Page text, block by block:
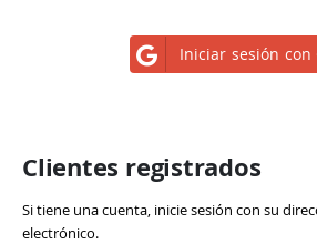
Iniciar sesión con
Clientes registrados
Si tiene una cuenta, inicie sesión con su
electrónico.